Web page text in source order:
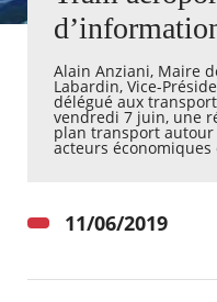
Actualités
Kiosque
Espace de services en ligne
Alain Anziani, Maire
Labardin, Vice-
délégué aux
vendredi 7 juin, une
plan transport autour
acteurs
11/06/2019